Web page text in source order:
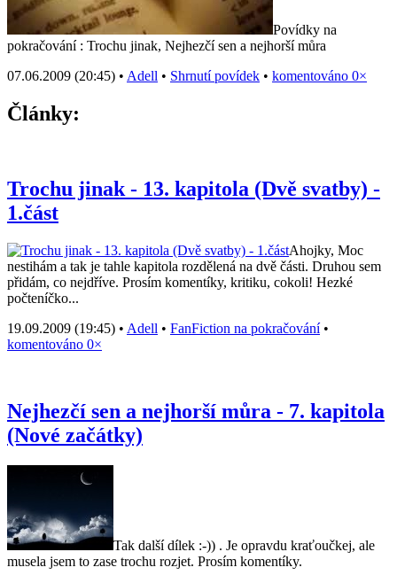
Povídky na
pokračování : Trochu jinak, Nejhezčí sen a nejhorší můra
07.06.2009 (20:45) • Adell • Shrnutí povídek • komentováno 0×
Články:
Trochu jinak - 13. kapitola (Dvě svatby) -
1.část
Ahojky, Moc
nestihám a tak je tahle kapitola rozdělená na dvě části. Druhou sem
přidám, co nejdříve. Prosím komentíky, kritiku, cokoli! Hezké
počteníčko...
19.09.2009 (19:45) • Adell • FanFiction na pokračování•
komentováno 0×
Nejhezčí sen a nejhorší můra - 7. kapitola
(Nové začátky)
Tak další dílek :-)) . Je opravdu kraťoučkej, ale
musela jsem to zase trochu rozjet. Prosím komentíky.